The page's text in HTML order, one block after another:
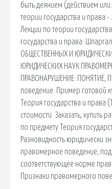
быть деянием (действием
теории государства и права
Лекции по теории
государства и права:
ОБЩЕСТВЕННЫХ И
ЮРИДИЧЕСКИХ НАУК
ПРАВОНАРУШЕНИЕ: ПОНЯТИЕ,
поведение. Пример готовой
Теория государства и права
стоимости. Заказать, купить
по предмету Теория
Разновидность юридически
правомерное поведение,
соответствующее норме
Признаки правомерного